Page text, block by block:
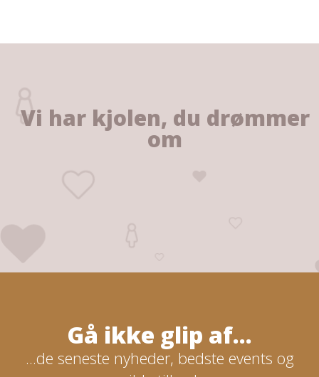
Vi har kjolen, du drømmer
om
Gå ikke glip af...
...de seneste nyheder, bedste events og